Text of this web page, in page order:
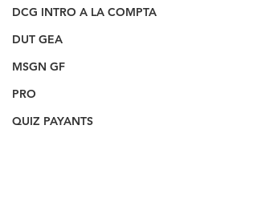
DCG INTRO A LA COMPTA
DUT GEA
MSGN GF
PRO
QUIZ PAYANTS